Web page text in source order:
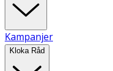
Kampanjer
Kloka Råd